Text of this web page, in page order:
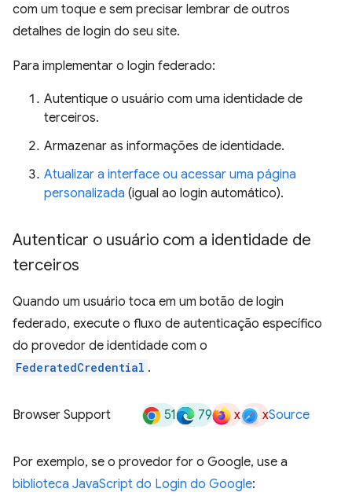
com um toque e sem precisar lembrar de outros
detalhes de login do seu site.
Para implementar o login federado:
Autentique o usuário com uma identidade de
terceiros.
Armazenar as informações de identidade.
Atualizar a interface ou acessar uma página
personalizada (igual ao login automático).
Autenticar o usuário com a identidade de
terceiros
Quando um usuário toca em um botão de login
federado, execute o fluxo de autenticação específico
do provedor de identidade com o
FederatedCredential .
Browser Support 51 79 x xSource
Por exemplo, se o provedor for o Google, use a
biblioteca JavaScript do Login do Google: